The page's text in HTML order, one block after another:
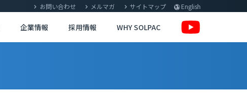
お問い合わせ メルマガ サイトマップ English
企業情報 採用情報 WHY SOLPAC